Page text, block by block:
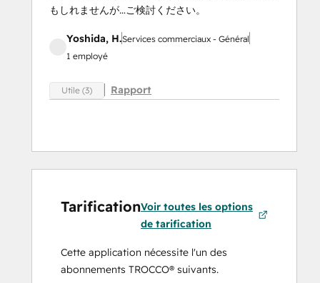
もしれませんが…ご検討ください。
Yoshida, H.Services commerciaux - Général
1 employé
Utile (3) Rapport
TarificationVoir toutes les options
de tarification
Cette application nécessite l'un des
abonnements TROCCO® suivants.